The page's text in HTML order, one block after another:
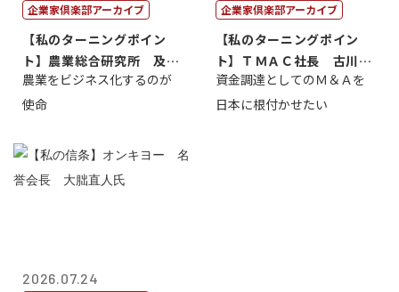
企業家倶楽部アーカイブ
【私のターニングポイン
ト】農業総合研究所 及川
智正
農業をビジネス化するのが
使命
企業家倶楽部アーカイブ
【私のターニングポイン
ト】ＴＭＡＣ社長 古川英
一
資金調達としてのＭ＆Ａを
日本に根付かせたい
2026.07.24